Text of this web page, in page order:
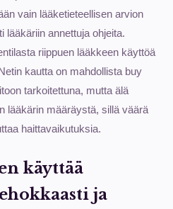
vain lääketieteellisen arvion
lääkäriin annettuja ohjeita.
riippuen lääkkeen käyttöä
kautta on mahdollista buy
tarkoitettuna, mutta älä
lääkärin määräystä, sillä väärä
haittavaikutuksia.
käyttää
ja